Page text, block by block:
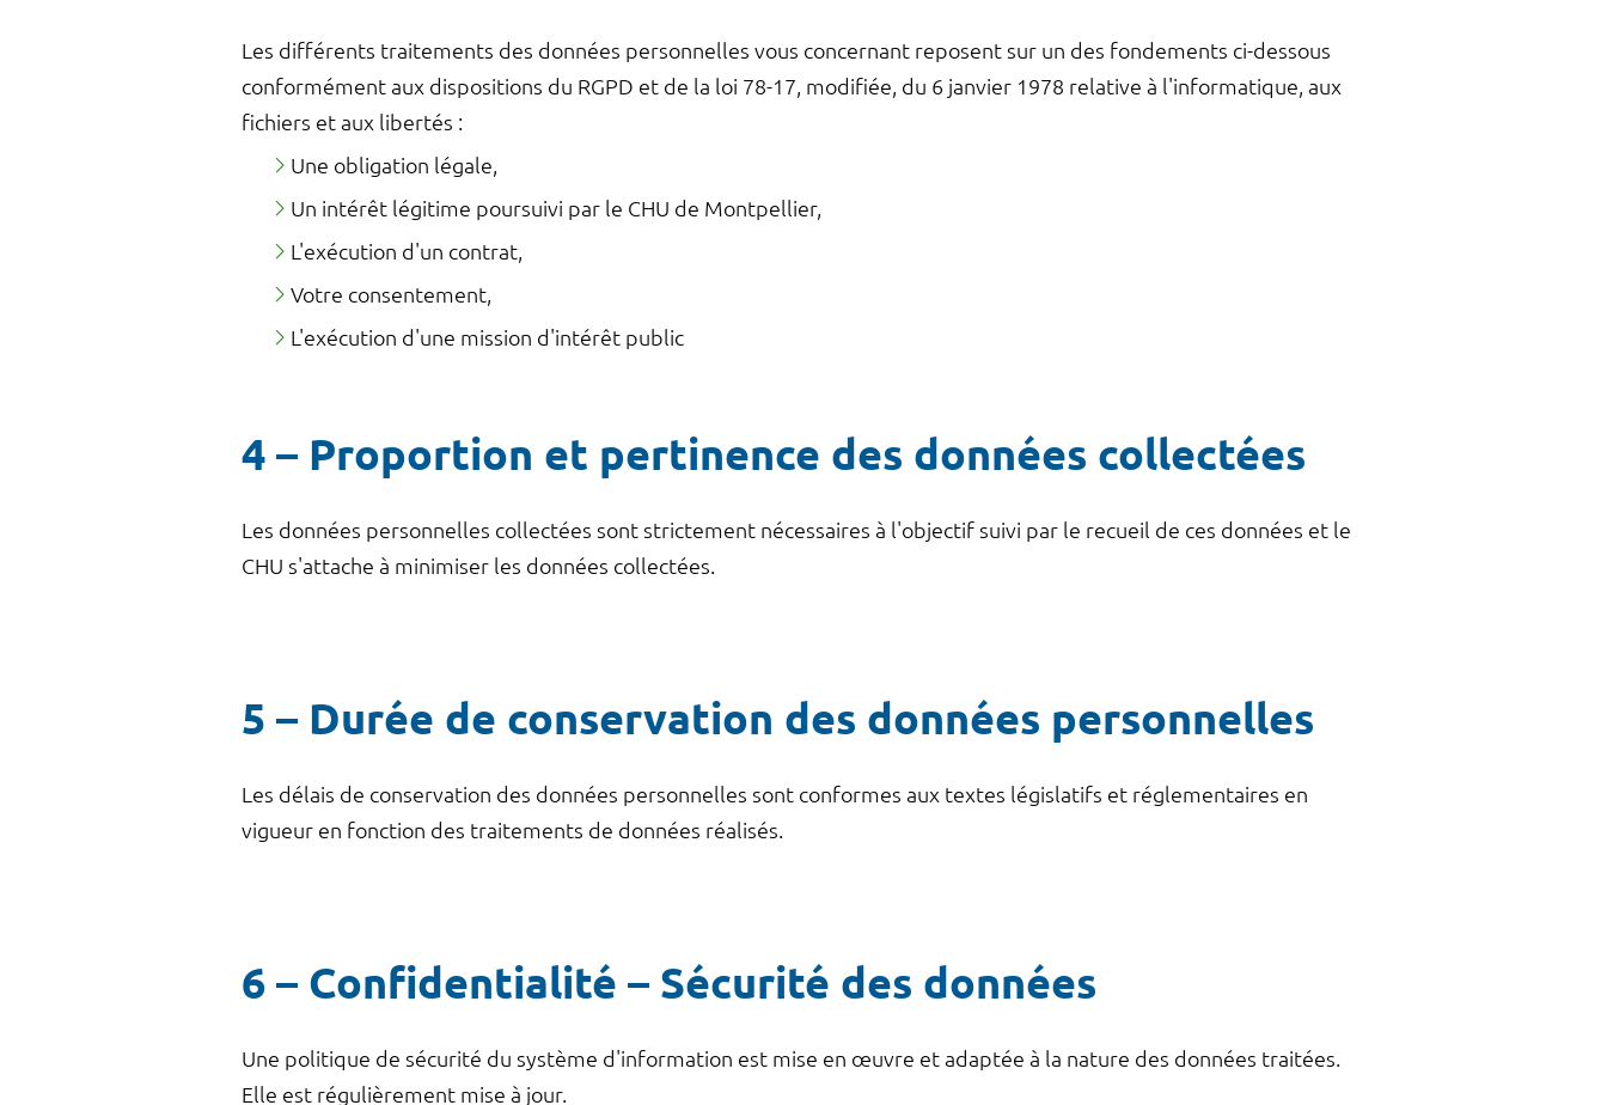
Les différents traitements des données personnelles vous concernant reposent sur un des fondements ci-dessous
conformément aux dispositions du RGPD et de la loi 78-17, modifiée, du 6 janvier 1978 relative à l'informatique, aux
fichiers et aux libertés :
Une obligation légale,
Un intérêt légitime poursuivi par le CHU de Montpellier,
L'exécution d'un contrat,
Votre consentement,
L'exécution d'une mission d'intérêt public
4 – Proportion et pertinence des données collectées
Les données personnelles collectées sont strictement nécessaires à l'objectif suivi par le recueil de ces données et le
CHU s'attache à minimiser les données collectées.
5 – Durée de conservation des données personnelles
Les délais de conservation des données personnelles sont conformes aux textes législatifs et réglementaires en
vigueur en fonction des traitements de données réalisés.
6 – Confidentialité – Sécurité des données
Une politique de sécurité du système d'information est mise en œuvre et adaptée à la nature des données traitées.
Elle est régulièrement mise à jour.